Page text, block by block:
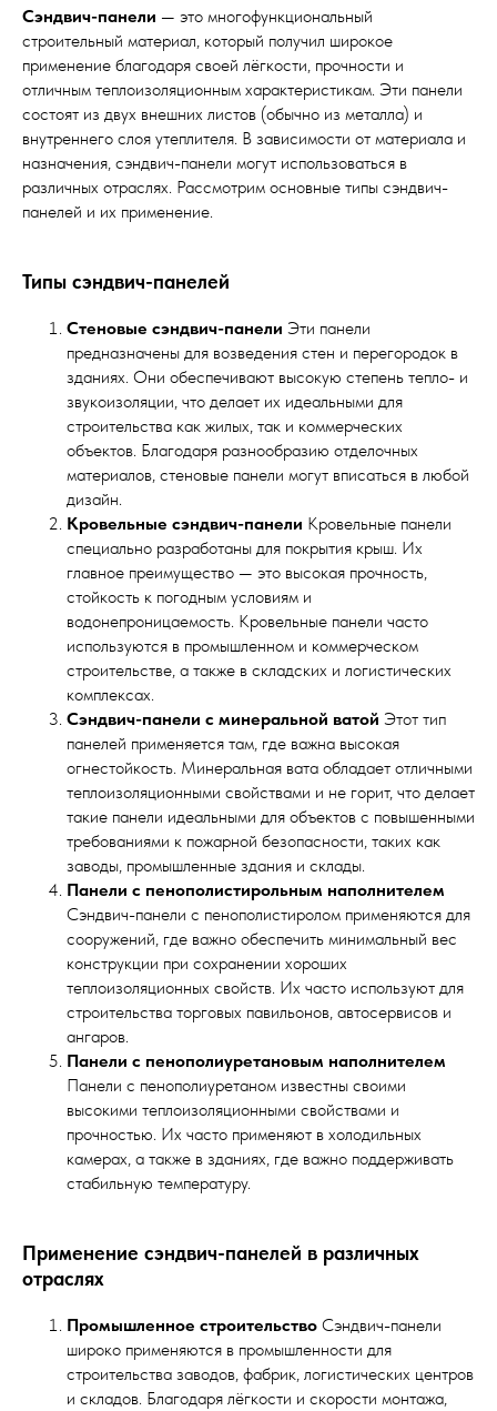
Сэндвич-панели — это многофункциональный
строительный материал, который получил широкое
применение благодаря своей лёгкости, прочности и
отличным теплоизоляционным характеристикам. Эти панели
состоят из двух внешних листов (обычно из металла) и
внутреннего слоя утеплителя. В зависимости от материала и
назначения, сэндвич-панели могут использоваться в
различных отраслях. Рассмотрим основные типы сэндвич-
панелей и их применение.
Типы сэндвич-панелей
Стеновые сэндвич-панели Эти панели
предназначены для возведения стен и перегородок в
зданиях. Они обеспечивают высокую степень тепло- и
звукоизоляции, что делает их идеальными для
строительства как жилых, так и коммерческих
объектов. Благодаря разнообразию отделочных
материалов, стеновые панели могут вписаться в любой
дизайн.
Кровельные сэндвич-панели Кровельные панели
специально разработаны для покрытия крыш. Их
главное преимущество — это высокая прочность,
стойкость к погодным условиям и
водонепроницаемость. Кровельные панели часто
используются в промышленном и коммерческом
строительстве, а также в складских и логистических
комплексах.
Сэндвич-панели с минеральной ватой Этот тип
панелей применяется там, где важна высокая
огнестойкость. Минеральная вата обладает отличными
теплоизоляционными свойствами и не горит, что делает
такие панели идеальными для объектов с повышенными
требованиями к пожарной безопасности, таких как
заводы, промышленные здания и склады.
Панели с пенополистирольным наполнителем
Сэндвич-панели с пенополистиролом применяются для
сооружений, где важно обеспечить минимальный вес
конструкции при сохранении хороших
теплоизоляционных свойств. Их часто используют для
строительства торговых павильонов, автосервисов и
ангаров.
Панели с пенополиуретановым наполнителем
Панели с пенополиуретаном известны своими
высокими теплоизоляционными свойствами и
прочностью. Их часто применяют в холодильных
камерах, а также в зданиях, где важно поддерживать
стабильную температуру.
Применение сэндвич-панелей в различных
отраслях
Промышленное строительство Сэндвич-панели
широко применяются в промышленности для
строительства заводов, фабрик, логистических центров
и складов. Благодаря лёгкости и скорости монтажа,